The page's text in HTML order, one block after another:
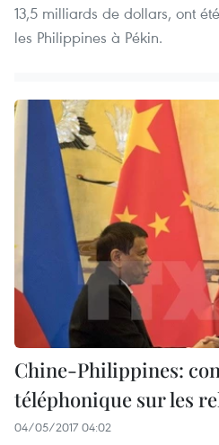
13,5 milliards de dollars, ont
les Philippines à Pékin.
Chine-Philippines:
téléphonique sur les
04/05/2017 04:02